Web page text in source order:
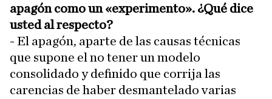
apagón como un «experimento». ¿Qué dice
usted al respecto?
- El apagón, aparte de las causas técnicas
que supone el no tener un modelo
consolidado y definido que corrija las
carencias de haber desmantelado varias